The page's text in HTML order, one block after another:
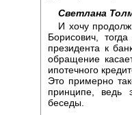
Светлана
И хочу
Борисович,
президента к
обращение
ипотечного
Это примерно
принципе, ведь
беседы.